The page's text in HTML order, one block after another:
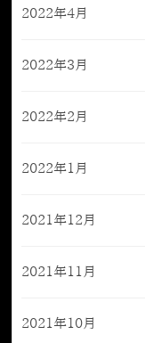
2022年4月
2022年3月
2022年2月
2022年1月
2021年12月
2021年11月
2021年10月